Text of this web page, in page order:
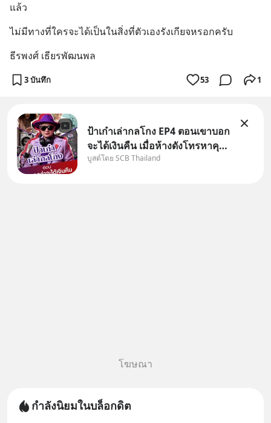
แล้ว
ไม่มีทางที่ใครจะได้เป็นในสิ่งที่ตัวเองรังเกียจหรอกครับ
ธีรพงศ์ เธียรพัฒนพล
3 บันทึก 53 1
ป้าเก๋าเล่ากลโกง EP4 ตอนเขาบอก
จะได้เงินคืน เมื่อห้างดังโทรหาคุณ
วิยะดา แจ้งเรื่องเคลมสินค้าแล้ว
บูสต์โดย SCB Thailand
โฆษณา
กำลังนิยมในบล็อกดิต